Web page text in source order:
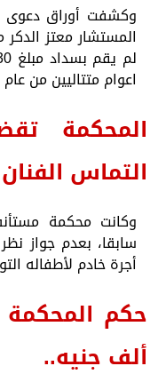
وكشفت أوراق دعوى
المستشار معتز الدكر
اعوام متتاليين من عام 2024 لعام 2026.
المحكمة
التماس
وكانت محكمة
سابقا، بعدم جواز
أجرة خادم لأطفاله
ألف جنيه..